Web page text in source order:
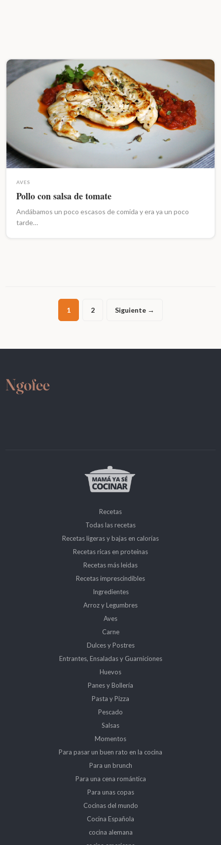
AVES
Pollo con salsa de tomate
Andábamos un poco escasos de comida y era ya un poco
tarde…
1 2 Siguiente →
Recetas
Todas las recetas
Recetas ligeras y bajas en calorías
Recetas ricas en proteínas
Recetas más leidas
Recetas imprescindibles
Ingredientes
Arroz y Legumbres
Aves
Carne
Dulces y Postres
Entrantes, Ensaladas y Guarniciones
Huevos
Panes y Bollería
Pasta y Pizza
Pescado
Salsas
Momentos
Para pasar un buen rato en la cocina
Para un brunch
Para una cena romántica
Para unas copas
Cocinas del mundo
Cocina Española
cocina alemana